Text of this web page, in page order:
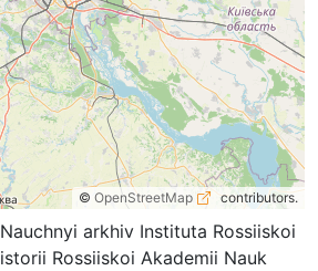
© OpenStreetMap contributors.
Nauchnyi arkhiv Instituta Rossiiskoi
istorii Rossiiskoi Akademii Nauk